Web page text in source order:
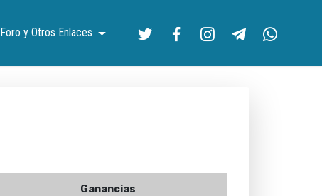
Foro y Otros Enlaces
Ganancias